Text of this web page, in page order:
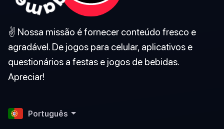
✌️ Nossa missão é fornecer conteúdo fresco e
agradável. De jogos para celular, aplicativos e
questionários a festas e jogos de bebidas.
Apreciar!
Português